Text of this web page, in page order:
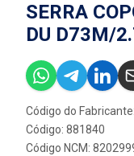
SERRA
DU D73M/
Código do
Código: 881840
Código NCM: